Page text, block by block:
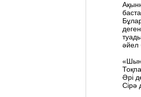
әйел
Әрі
Сірә